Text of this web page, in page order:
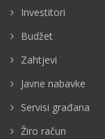
Investitori
Budžet
Zahtjevi
Javne nabavke
Servisi građana
Žiro račun